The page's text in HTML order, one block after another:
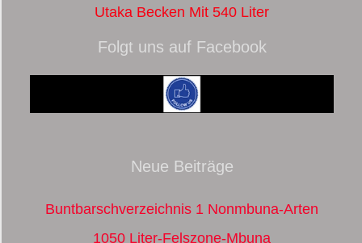
Utaka Becken Mit 540 Liter
Folgt uns auf Facebook
Neue Beiträge
Buntbarschverzeichnis 1 Nonmbuna-Arten
1050 Liter-Felszone-Mbuna